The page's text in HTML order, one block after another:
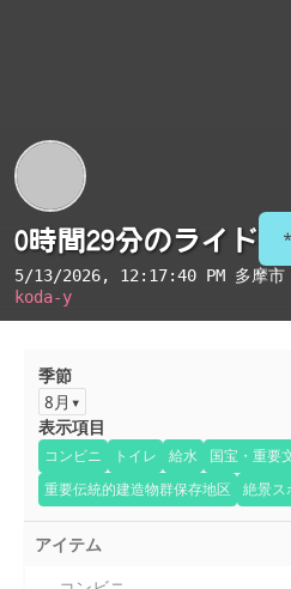
0時間29分のライド
5/13/2026, 12:17:40 PM 多摩
koda-y
季節
8月
表示項目
コンビニ トイレ 給水
国宝・重要
重要伝統的建造物群保存地区
絶景ス
アイテム